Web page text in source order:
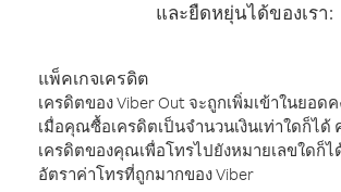
และยืดหยุ่นได้ของเรา:
แพ็คเกจเครดิต
เครดิตของ Viber Out จะถูกเพิ่มเข้าในยอด
เมื่อคุณซื้อเครดิตเป็นจำนวนเงินเท่าใดก็ไ
เครดิตของคุณเพื่อโทรไปยังหมายเลขใดก็ไ
อัตราค่าโทรที่ถูกมากของ Viber